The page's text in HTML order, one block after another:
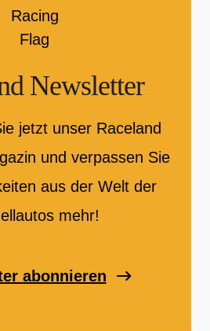
Newsletter
jetzt unser Raceland
und verpassen Sie
aus der Welt der
mehr!
abonnieren